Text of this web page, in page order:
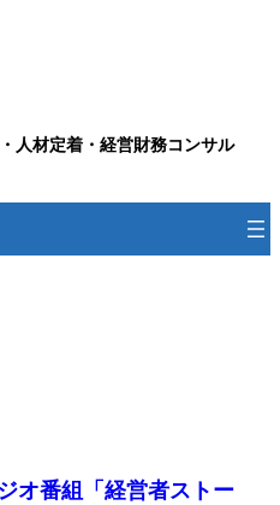
人材定着・経営財務コンサル
オ番組「経営者ストー